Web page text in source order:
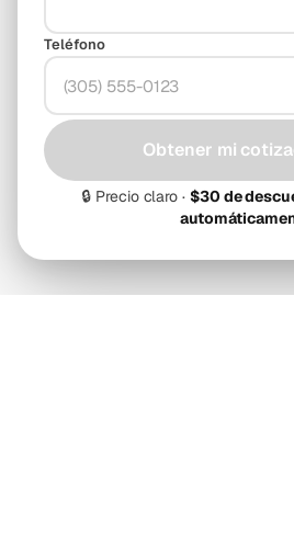
Teléfono
Obtener mi
🔒 Precio claro · $30 de